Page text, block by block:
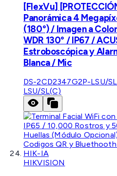
[FlexVu]
Panorámica 4
(180°) / Imagen a
WDR 130° / IP67 /
Estroboscópica y
Blanca / Mic
DS-2CD2347G2P-LSU/
LSU/SL(C)
HIKVISION